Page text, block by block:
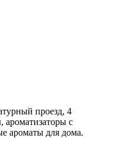
проезд, 4
с
ароматы для дома.